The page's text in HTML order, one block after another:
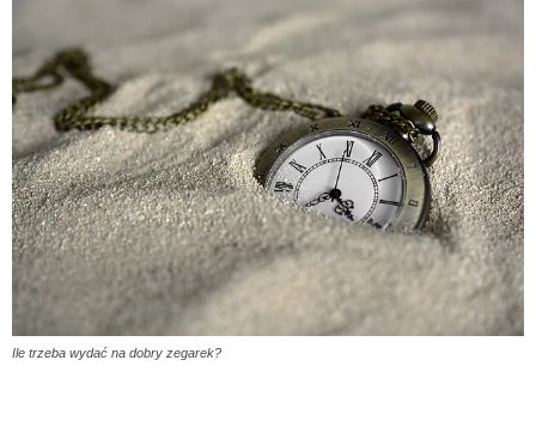
Ile trzeba wydać na dobry zegarek?